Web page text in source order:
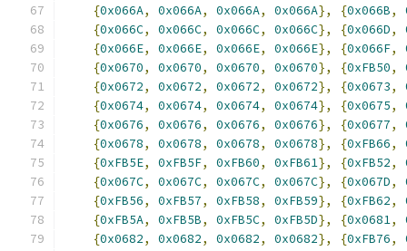
{0x066A, 0x066A, 0x066A, 0x066A}, {0x066B,
{0x066C, 0x066C, 0x066C, 0x066C}, {0x066D,
{0x066E, 0x066E, 0x066E, 0x066E}, {0x066F,
{0x0670, 0x0670, 0x0670, 0x0670}, {0xFB50,
{0x0672, 0x0672, 0x0672, 0x0672}, {0x0673,
{0x0674, 0x0674, 0x0674, 0x0674}, {0x0675,
{0x0676, 0x0676, 0x0676, 0x0676}, {0x0677,
{0x0678, 0x0678, 0x0678, 0x0678}, {0xFB66,
{0xFB5E, 0xFB5F, 0xFB60, 0xFB61}, {0xFB52,
{0x067C, 0x067C, 0x067C, 0x067C}, {0x067D,
{0xFB56, 0xFB57, 0xFB58, 0xFB59}, {0xFB62,
{0xFB5A, 0xFB5B, 0xFB5C, 0xFB5D}, {0x0681,
{0x0682, 0x0682, 0x0682, 0x0682}, {0xFB76,